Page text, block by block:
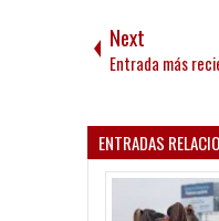
Next
Entrada más
ENTRADAS